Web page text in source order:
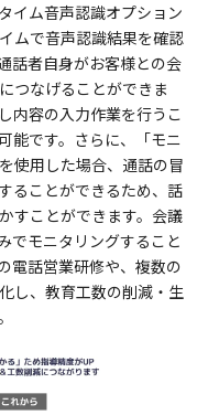
イム音声認識オプション
ムで音声認識結果を確認
話者自身がお客様との会
つなげることができま
内容の入力作業を行うこ
能です。さらに、「モニ
使用した場合、通話の冒
ることができるため、話
すことができます。会議
でモニタリングすること
電話営業研修や、複数の
し、教育工数の削減・生